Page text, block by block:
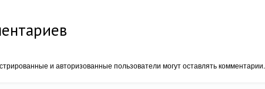
и авторизованные пользователи могут оставлять комментарии.